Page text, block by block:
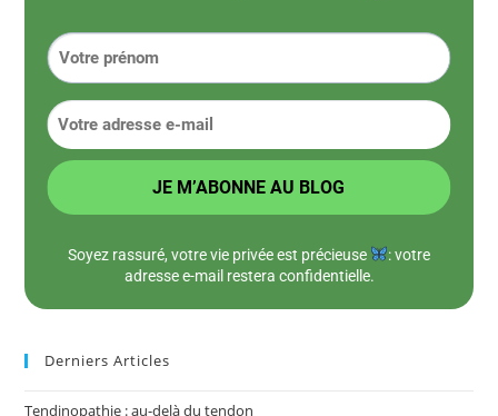
Soyez rassuré, votre vie privée est précieuse
: votre
adresse e-mail restera confidentielle.
Derniers Articles
Tendinopathie : au-delà du tendon